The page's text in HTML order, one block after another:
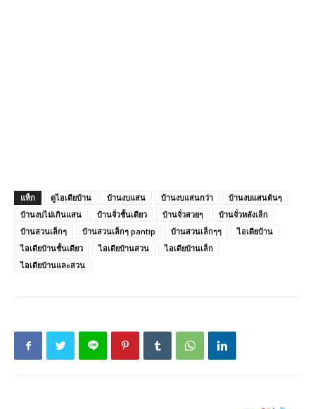
แท็ก ดูไอเดียบ้าน บ้านงบแสน บ้านงบแสนกว่า
บ้านงบแสนต้นๆ
บ้านงบไม่เกินแสน
บ้านจั่วชั้นเดียว บ้านจั่วสวยๆ
บ้านจั่วหลังเล็ก
บ้านสวนเล็กๆ
บ้านสวนเล็กๆ pantip บ้านสวนเล็กๆๆ
ไอเดียบ้าน
ไอเดียบ้านชั้นเดียว
ไอเดียบ้านสวน
ไอเดียบ้านเล็ก
ไอเดียบ้านและสวน